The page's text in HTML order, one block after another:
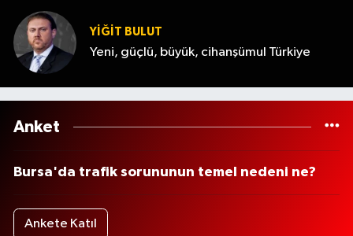
YİĞİT BULUT
Yeni, güçlü, büyük, cihanşümul Türkiye
Anket
Bursa'da trafik sorununun temel nedeni ne?
Ankete Katıl